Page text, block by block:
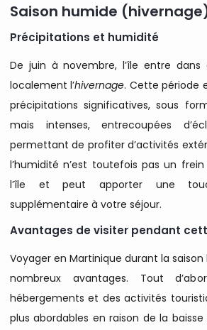
Saison humide
Précipitations et humidité
De juin à novembre, l’île entre dans
localement l’hivernage. Cette période
précipitations significatives, sous
mais intenses, entrecoupées
permettant de profiter d’activités
l’humidité n’est toutefois pas un
l’île et peut apporter une
supplémentaire à votre séjour.
Avantages de visiter pendant
Voyager en Martinique durant la
nombreux avantages. Tout
hébergements et des activités
plus abordables en raison de la